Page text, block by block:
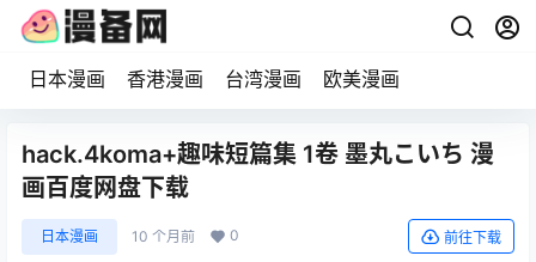
日本漫画 香港漫画 台湾漫画 欧美漫画
hack.4koma+趣味短篇集 1卷 墨丸こいち 漫
画百度网盘下载
日本漫画 10 个月前 0 前往下载